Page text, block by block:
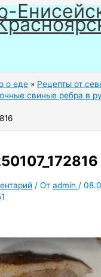
о еде
Рецепты от
свиные ребра в
/ Отadmin /